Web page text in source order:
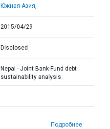
Южная Азия,
2015/04/29
Disclosed
Nepal - Joint Bank-Fund debt
sustainability analysis
Подробнее